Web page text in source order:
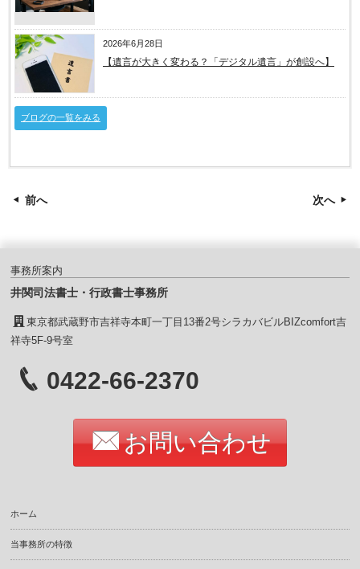
2026年6月28日
【遺言が大きく変わる？「デジタル遺言」が創設へ】
ブログの一覧をみる
前へ 次へ
事務所案内
井関司法書士・行政書士事務所
東京都武蔵野市吉祥寺本町一丁目13番2号シラカバビルBIZcomfort吉
祥寺5F-9号室
0422-66-2370
お問い合わせ
ホーム
当事務所の特徴